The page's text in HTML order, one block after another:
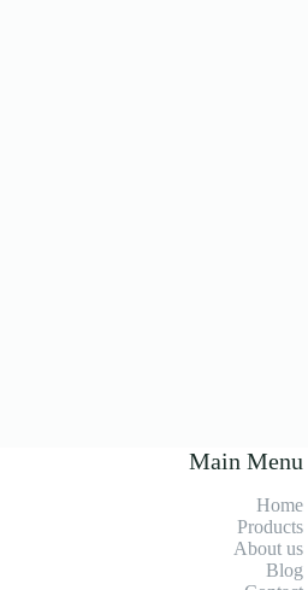
Main Menu
Home
Products
About us
Blog